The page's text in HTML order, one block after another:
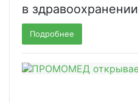
в здравоохранении
Подробнее